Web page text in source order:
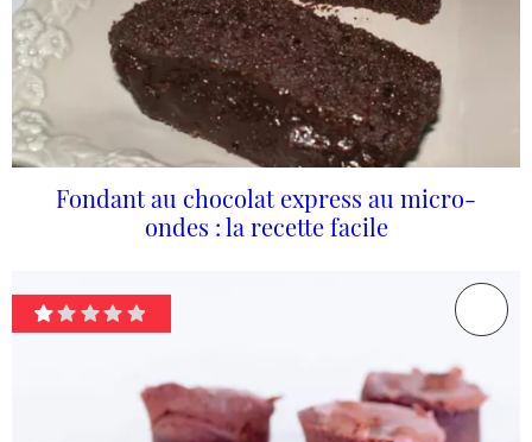
Fondant au chocolat express au micro-
ondes : la recette facile